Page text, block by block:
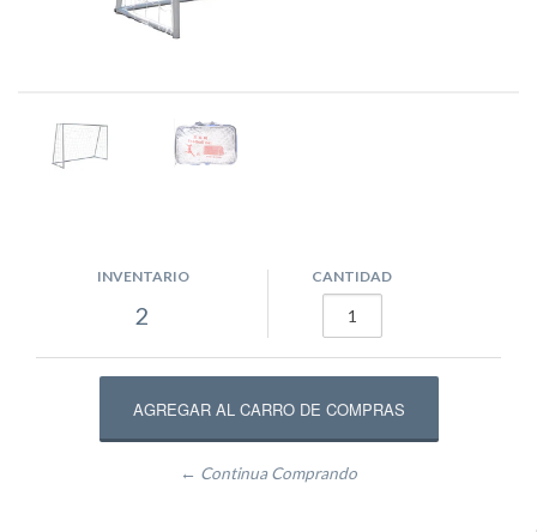
INVENTARIO
2
CANTIDAD
← Continua Comprando